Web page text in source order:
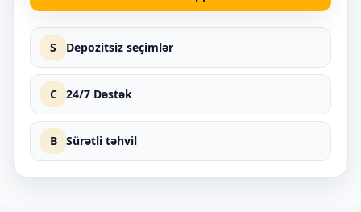
S Depozitsiz seçimlər
C 24/7 Dəstək
B Sürətli təhvil